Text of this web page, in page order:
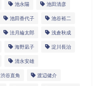
池永陽 池田清彦
池田香代子 池谷裕二
法月綸太郎 浅倉秋成
海野凪子 淀川長治
清永安雄
渋谷直角 渡辺健介